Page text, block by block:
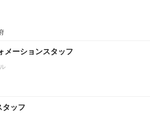
メーションスタッフ
ッフ